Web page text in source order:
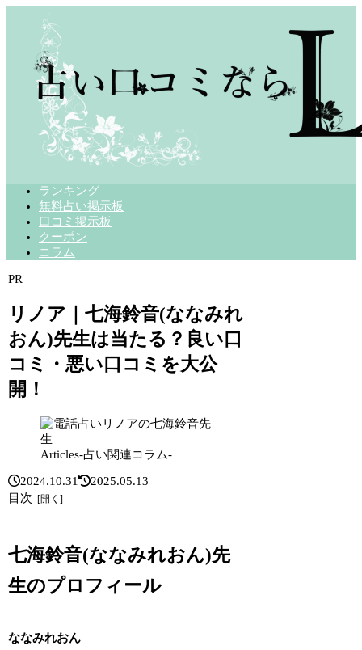
ランキング
無料占い掲示板
口コミ掲示板
クーポン
コラム
PR
リノア｜七海鈴音(ななみれ
おん)先生は当たる？良い口
コミ・悪い口コミを大公
開！
Articles-占い関連コラム-
2024.10.31
2025.05.13
目次
七海鈴音(ななみれおん)先
生のプロフィール
ななみれおん